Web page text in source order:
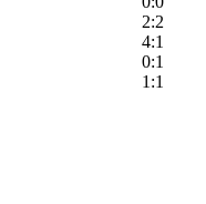
2:2
4:1
0:1
1:1